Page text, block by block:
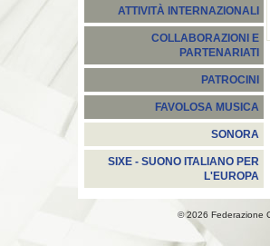
ATTIVITÀ INTERNAZIONALI
COLLABORAZIONI E
PARTENARIATI
PATROCINI
FAVOLOSA MUSICA
SONORA
SIXE - SUONO ITALIANO PER
L'EUROPA
© 2026 Federazione